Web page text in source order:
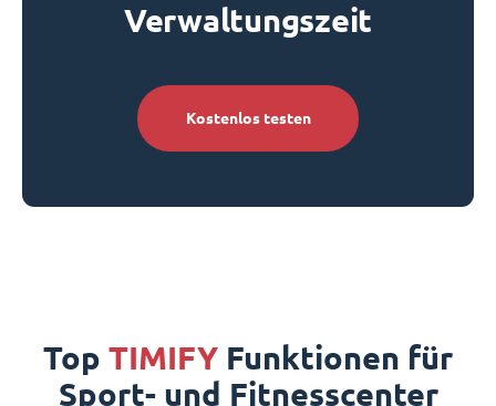
Verwaltungszeit
Kostenlos testen
Top TIMIFY Funktionen für
Sport- und Fitnesscenter